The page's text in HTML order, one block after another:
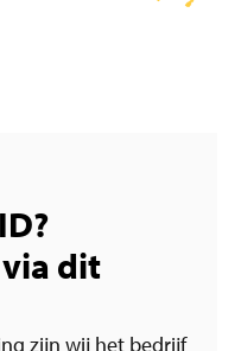
dit
zijn wij het bedrijf